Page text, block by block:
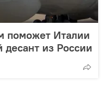
поможет Италии
из России